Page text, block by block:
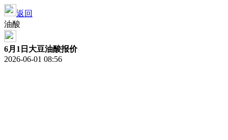
返回
油酸
6月1日大豆油酸报价
2026-06-01 08:56